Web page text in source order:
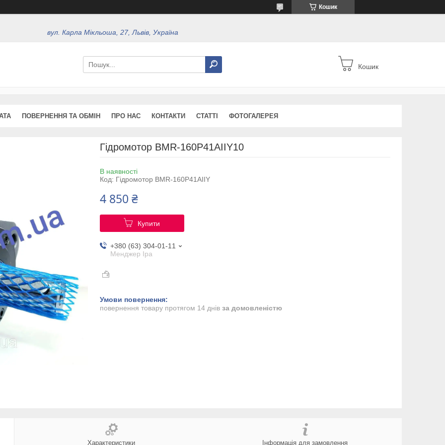
Кошик
вул. Карла Мікльоша, 27, Львів, Україна
Кошик
ПОВЕРНЕННЯ ТА ОБМІН ПРО НАС КОНТАКТИ СТАТТІ ФОТОГАЛЕРЕЯ
Гідромотор BMR-160P41AIIY10
В наявності
Код: Гідромотор BMR-160P41AIIY
4 850 ₴
Купити
+380 (63) 304-01-11
Менджер Іра
повернення товару протягом 14 днів за домовленістю
Характеристики Інформація для замовлення